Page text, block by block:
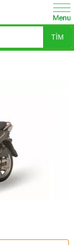
TÌM